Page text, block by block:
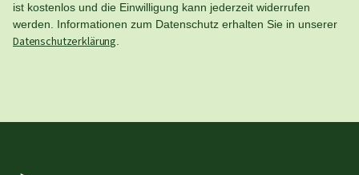
ist kostenlos und die Einwilligung kann jederzeit widerrufen
werden. Informationen zum Datenschutz erhalten Sie in unserer
Datenschutzerklärung.